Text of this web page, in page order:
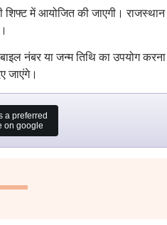
में आयोजित की जाएगी। राजस्थान
नंबर या जन्म तिथि का उपयोग करना
जाएंगे।
a preferred
on google